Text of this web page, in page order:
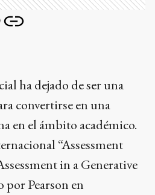
ha dejado de ser una
convertirse en una
en el ámbito académico.
“Assessment
in a Generative
por Pearson en